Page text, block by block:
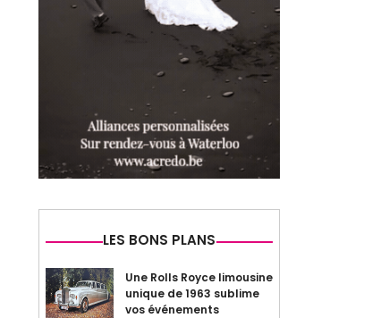
LES BONS PLANS
Une Rolls Royce limousine
unique de 1963 sublime
vos événements